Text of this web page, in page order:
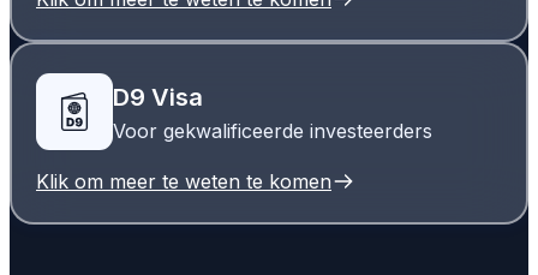
D9 Visa
Voor gekwalificeerde investeerders
Klik om meer te weten te komen